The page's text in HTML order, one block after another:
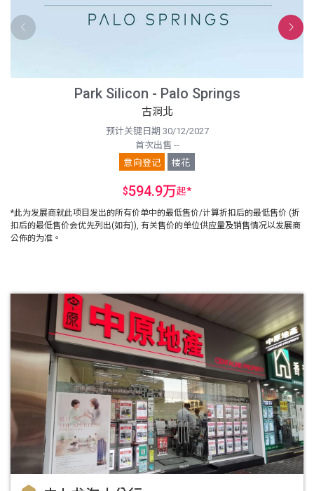
Park Silicon - Palo Springs
古洞北
预计关键日期 30/12/2027
首次出售 --
意向登记
楼花
$594.9万起*
*此为发展商就此项目发出的所有价单中的最低售价/计算折扣后的最低售价 (折
扣后的最低售价会优先列出(如有)), 有关售价的单位供应量及销售情况以发展商
公佈的为准。